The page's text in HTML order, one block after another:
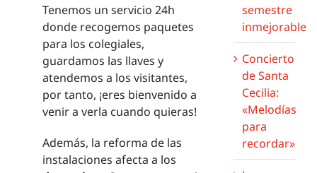
Tenemos un servicio 24h
donde recogemos paquetes
para los colegiales,
guardamos las llaves y
atendemos a los visitantes,
por tanto, ¡eres bienvenido a
venir a verla cuando quieras!
Además, la reforma de las
instalaciones afecta a los
semestre
inmejorable
Concierto
de Santa
Cecilia:
«Melodías
para
recordar»